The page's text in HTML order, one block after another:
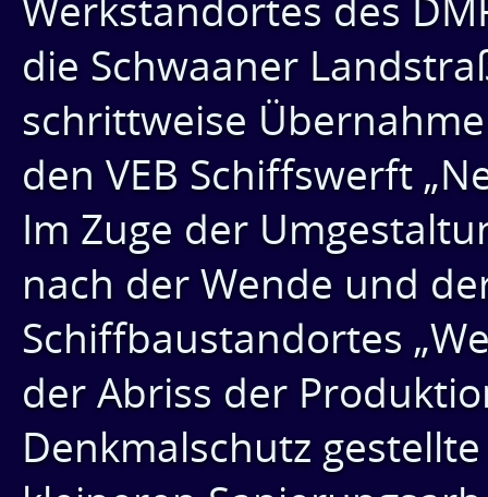
Werkstandortes des
die Schwaaner
schrittweise
den VEB Schiffswerft
Im Zuge der
nach der Wende und
Schiffbaustandortes
der Abriss der
Denkmalschutz